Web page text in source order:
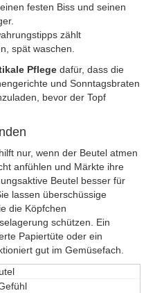
festen Biss und seinen
zählt
spät waschen.
Pflege dafür, dass die
und Sonntagsbraten
bevor der Topf
nur, wenn der Beutel atmen
anfühlen und Märkte ihre
Beutel besser für
lassen überschüssige
die Köpfchen
schützen. Ein
Papiertüte oder ein
gut im Gemüsefach.